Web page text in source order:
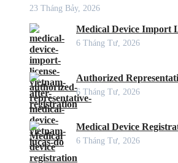
23 Tháng Bảy, 2026
Medical Device Import
6 Tháng Tư, 2026
Authorized
6 Tháng Tư, 2026
Medical Device
6 Tháng Tư, 2026